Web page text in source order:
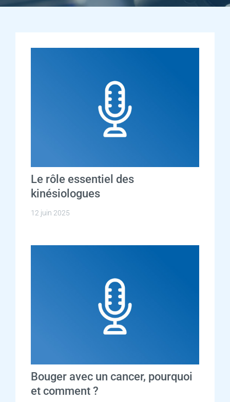
Le rôle essentiel des
kinésiologues
12 juin 2025
Bouger avec un cancer, pourquoi
et comment ?